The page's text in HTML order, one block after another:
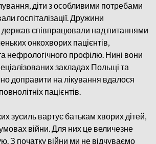
діти з особливими потребами
госпіталізації. Дружини
держав співпрацювали над питаннями
онкохворих пацієнтів,
нефрологічного профілю. Нині вони
закладах Польщі та
доправити на лікування вдалося
пацієнтів.
зусиль вартує батькам хворих дітей,
війни. Для них це величезне
З початку війни ми не відчуваємо